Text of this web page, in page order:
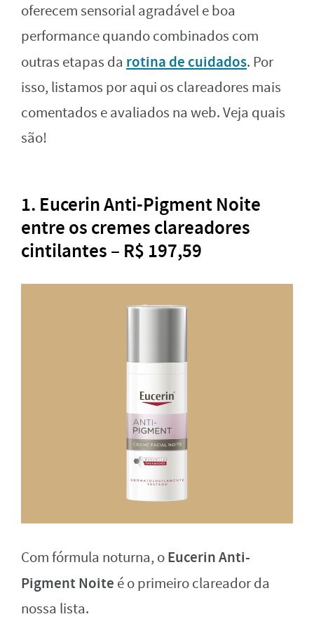
oferecem sensorial agradável e boa
performance quando combinados com
outras etapas da rotina de cuidados. Por
isso, listamos por aqui os clareadores mais
comentados e avaliados na web. Veja quais
são!
1. Eucerin Anti-Pigment Noite
entre os cremes clareadores
cintilantes – R$ 197,59
Com fórmula noturna, oEucerin Anti-
Pigment Noite é o primeiro clareador da
nossa lista.